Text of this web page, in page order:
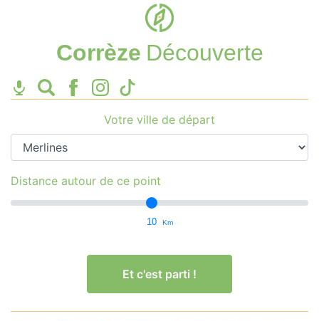
Corrèze Découverte
Votre ville de départ
Distance autour de ce point
10 Km
Et c'est parti !